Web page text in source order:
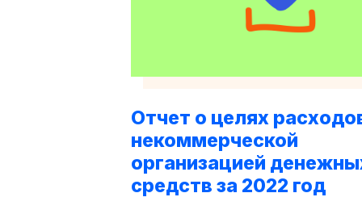
Отчет о целях
некоммерческой
организацией
средств за 2022 год